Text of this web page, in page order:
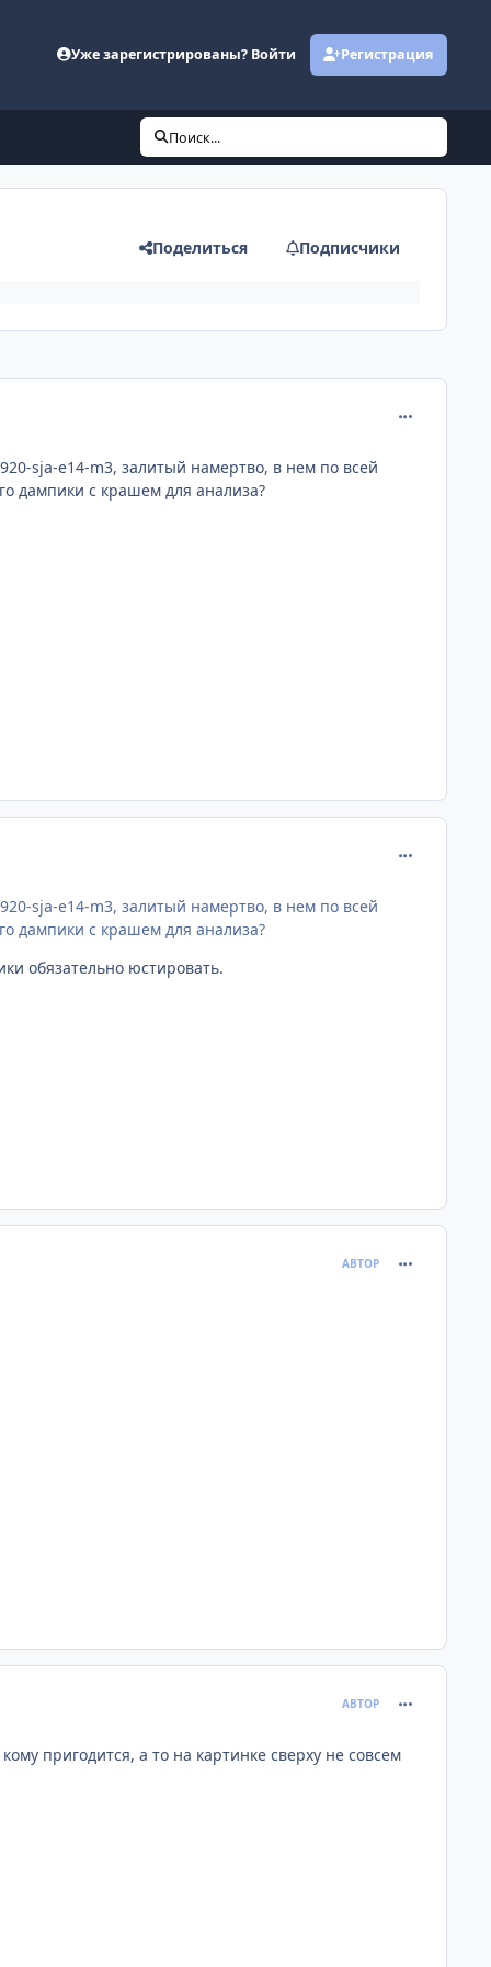
Уже зарегистрированы? Войти Регистрация
Поиск...
Поделиться Подписчики
sja-e14-m3, залитый намертво, в нем по всей
дампики с крашем для анализа?
sja-e14-m3, залитый намертво, в нем по всей
дампики с крашем для анализа?
обязательно юстировать.
АВТОР
АВТОР
пригодится, а то на картинке сверху не совсем